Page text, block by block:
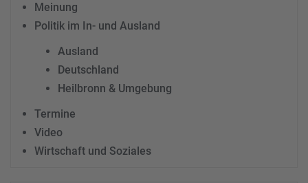
Meinung
Politik im In- und Ausland
Ausland
Deutschland
Heilbronn & Umgebung
Termine
Video
Wirtschaft und Soziales